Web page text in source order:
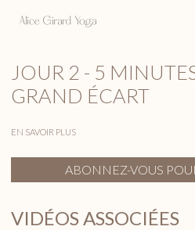
JOUR 2 - 5
GRAND ÉCART
EN SAVOIR PLUS
ABONNEZ-VOUS
VIDÉOS ASSOCIÉES